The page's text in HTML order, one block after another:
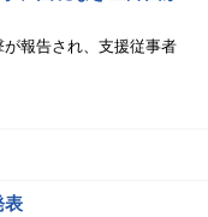
報告され、支援従事者
表